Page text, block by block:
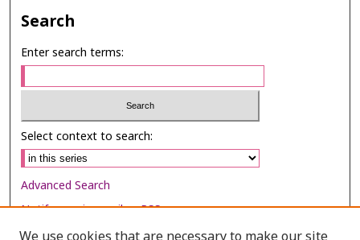
Search
Enter search terms:
Select context to search:
Advanced Search
Notify me via email orRSS